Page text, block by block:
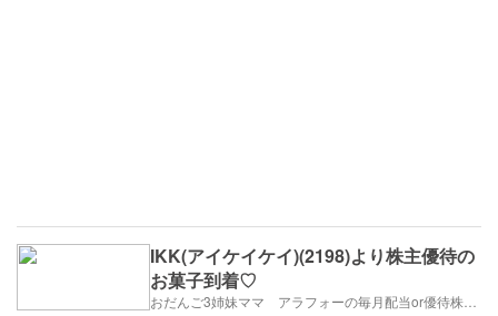
IKK(アイケイケイ)(2198)より株主優待の
お菓子到着♡